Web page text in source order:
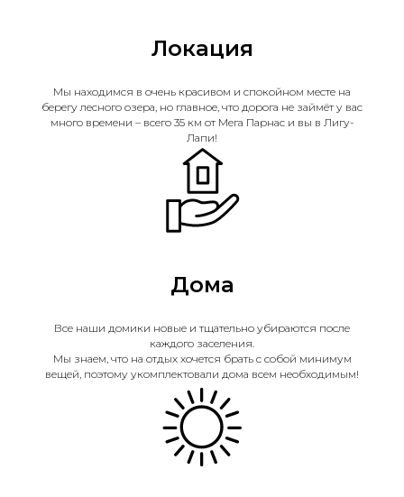
Локация
Мы находимся в очень красивом и спокойном месте на
берегу лесного озера, но главное, что дорога не займёт у вас
много времени – всего 35 км от Мега Парнас и вы в Лигу-
Лапи!
Дома
Все наши домики новые и тщательно убираются после
каждого заселения.
Мы знаем, что на отдых хочется брать с собой минимум
вещей, поэтому укомплектовали дома всем необходимым!